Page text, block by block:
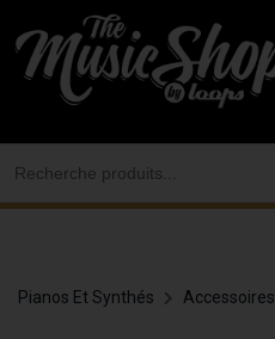
au
contenu
Pianos Et Synthés Accessoires